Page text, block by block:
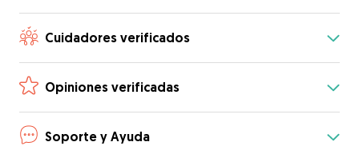
Cuidadores verificados
Opiniones verificadas
Soporte y Ayuda